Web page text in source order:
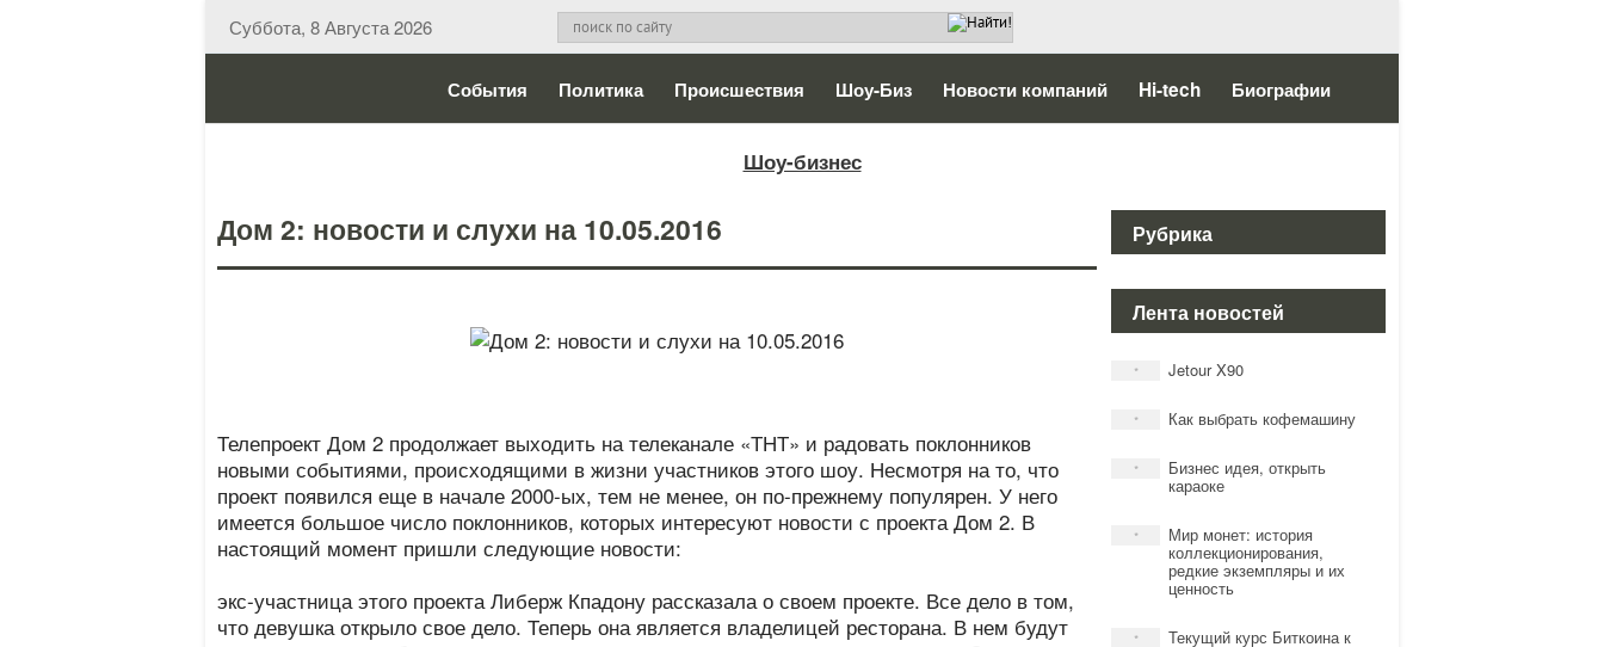
Суббота, 8 Августа 2026
События Политика Происшествия Шоу-Биз Новости компаний Hi-tech Биографии
Шоу-бизнес
Дом 2: новости и слухи на 10.05.2016
Телепроект Дом 2 продолжает выходить на телеканале «ТНТ» и радовать поклонников
новыми событиями, происходящими в жизни участников этого шоу. Несмотря на то, что
проект появился еще в начале 2000-ых, тем не менее, он по-прежнему популярен. У него
имеется большое число поклонников, которых интересуют новости с проекта Дом 2. В
настоящий момент пришли следующие новости:
экс-участница этого проекта Либерж Кпадону рассказала о своем проекте. Все дело в том,
что девушка открыло свое дело. Теперь она является владелицей ресторана. В нем будут
Рубрика
Лента новостей
* Jetour X90
* Как выбрать кофемашину
* Бизнес идея, открыть
караоке
* Мир монет: история
коллекционирования,
редкие экземпляры и их
ценность
* Текущий курс Биткоина к